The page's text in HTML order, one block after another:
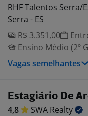
RHF Talentos Serra/
Serra - ES
R$ 3.351,00
Ensino Médio (2º
Vagas semelhantes
Estagiário De
4,8 SWA Realty